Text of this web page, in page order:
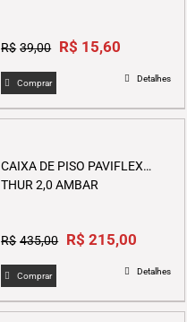
R$ 39,00
Original
R$39,00.
R$ 15,60
is:
R$15,60.
Comprar Detalhes
CAIXA DE PISO PAVIFLEX
THUR 2,0 AMBAR
R$ 435,00
Original
R$435,00.
R$ 215,00
is:
R$215,00.
Comprar Detalhes